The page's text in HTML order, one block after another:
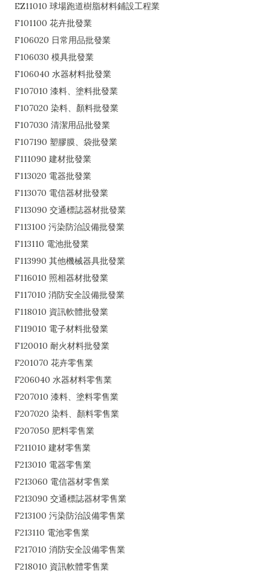
EZ11010 球場跑道樹脂材料鋪設工程業
F101100 花卉批發業
F106020 日常用品批發業
F106030 模具批發業
F106040 水器材料批發業
F107010 漆料、塗料批發業
F107020 染料、顏料批發業
F107030 清潔用品批發業
F107190 塑膠膜、袋批發業
F111090 建材批發業
F113020 電器批發業
F113070 電信器材批發業
F113090 交通標誌器材批發業
F113100 污染防治設備批發業
F113110 電池批發業
F113990 其他機械器具批發業
F116010 照相器材批發業
F117010 消防安全設備批發業
F118010 資訊軟體批發業
F119010 電子材料批發業
F120010 耐火材料批發業
F201070 花卉零售業
F206040 水器材料零售業
F207010 漆料、塗料零售業
F207020 染料、顏料零售業
F207050 肥料零售業
F211010 建材零售業
F213010 電器零售業
F213060 電信器材零售業
F213090 交通標誌器材零售業
F213100 污染防治設備零售業
F213110 電池零售業
F217010 消防安全設備零售業
F218010 資訊軟體零售業